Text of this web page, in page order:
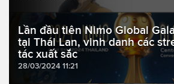
Lần đầu tiên Nimo Global
tại Thái Lan, vinh danh các
tác xuất sắc
28/03/2024 11:21